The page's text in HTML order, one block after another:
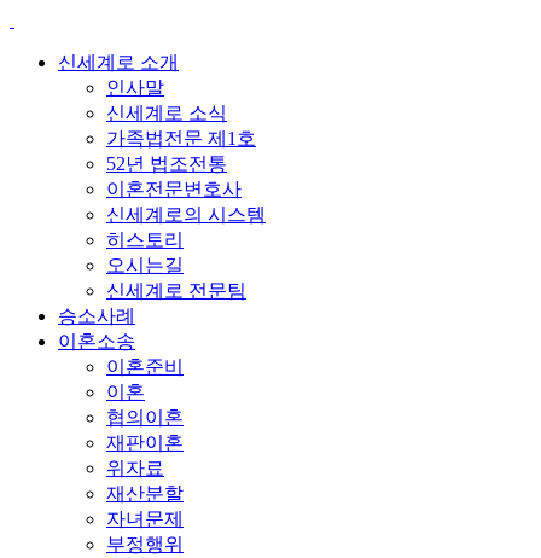
신세계로 소개
인사말
신세계로 소식
가족법전문 제1호
52년 법조전통
이혼전문변호사
신세계로의 시스템
히스토리
오시는길
신세계로 전문팀
승소사례
이혼소송
이혼준비
이혼
협의이혼
재판이혼
위자료
재산분할
자녀문제
부정행위